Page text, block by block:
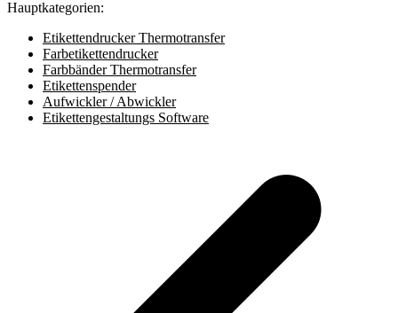
Hauptkategorien:
Etikettendrucker Thermotransfer
Farbetikettendrucker
Farbbänder Thermotransfer
Etikettenspender
Aufwickler / Abwickler
Etikettengestaltungs Software